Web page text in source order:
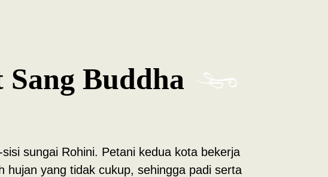
Buddha
sungai Rohini. Petani kedua kota bekerja
hujan yang tidak cukup, sehingga padi serta